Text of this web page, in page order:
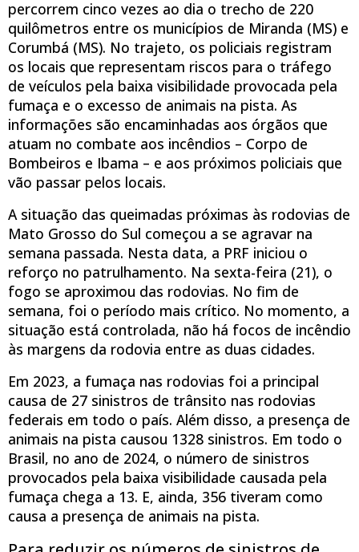
percorrem cinco vezes ao dia o trecho de 220
quilômetros entre os municípios de Miranda (MS) e
Corumbá (MS). No trajeto, os policiais registram
os locais que representam riscos para o tráfego
de veículos pela baixa visibilidade provocada pela
fumaça e o excesso de animais na pista. As
informações são encaminhadas aos órgãos que
atuam no combate aos incêndios – Corpo de
Bombeiros e Ibama – e aos próximos policiais que
vão passar pelos locais.
A situação das queimadas próximas às rodovias de
Mato Grosso do Sul começou a se agravar na
semana passada. Nesta data, a PRF iniciou o
reforço no patrulhamento. Na sexta-feira (21), o
fogo se aproximou das rodovias. No fim de
semana, foi o período mais crítico. No momento, a
situação está controlada, não há focos de incêndio
às margens da rodovia entre as duas cidades.
Em 2023, a fumaça nas rodovias foi a principal
causa de 27 sinistros de trânsito nas rodovias
federais em todo o país. Além disso, a presença de
animais na pista causou 1328 sinistros. Em todo o
Brasil, no ano de 2024, o número de sinistros
provocados pela baixa visibilidade causada pela
fumaça chega a 13. E, ainda, 356 tiveram como
causa a presença de animais na pista.